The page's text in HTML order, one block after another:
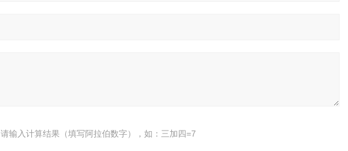
请输入计算结果（填写阿拉伯数字），如：三加四=7